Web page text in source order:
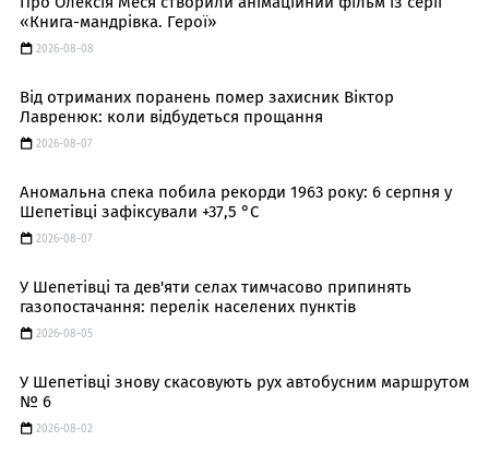
«Книга-мандрівка. Герої»
2026-08-08
Від отриманих поранень помер захисник Віктор
Лавренюк: коли відбудеться прощання
2026-08-07
Аномальна спека побила рекорди 1963 року: 6 серпня у
Шепетівці зафіксували +37,5 °C
2026-08-07
У Шепетівці та дев'яти селах тимчасово припинять
газопостачання: перелік населених пунктів
2026-08-05
У Шепетівці знову скасовують рух автобусним маршрутом
№ 6
2026-08-02